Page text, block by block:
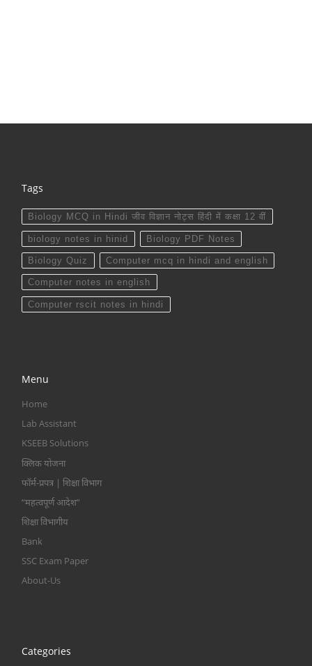
Tags
Biology MCQ in Hindi जीव विज्ञान नोट्स हिंदी में कक्षा 12 वीं
biology notes in hinid Biology PDF Notes
Biology Quiz Computer mcq in hindi and english
Computer notes in english
Computer rscit notes in hindi
Menu
Home
Lab Assistant
KSEEB Solutions
क्लिक योजना
फॉर्म-प्रपत्र | शिक्षा विभाग
“महत्वपूर्ण आदेश”
शिक्षा विभागीय
Bank
SSC Exam Paper
About-Us
Categories